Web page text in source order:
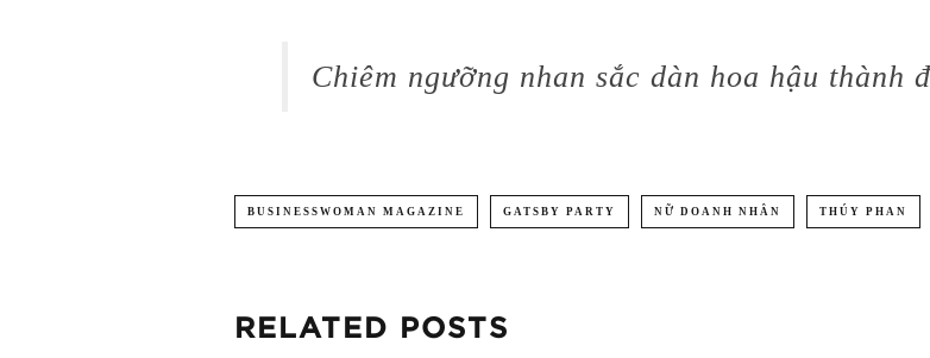
Chiêm ngưỡng nhan sắc dàn hoa hậu thành
BUSINESSWOMAN MAGAZINE GATSBY PARTY NỮ DOANH NHÂN THÚY PHAN
RELATED POSTS